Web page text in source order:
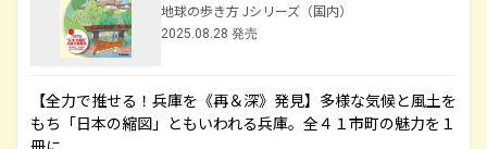
地球の歩き方 Jシリーズ（国内）
2025.08.28 発売
【全力で推せる！兵庫を《再＆深》発見】多様な気候と風土を
もち「日本の縮図」ともいわれる兵庫。全４１市町の魅力を１